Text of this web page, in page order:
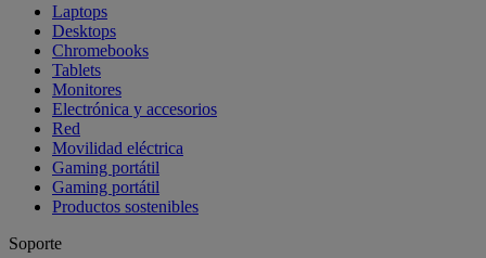
Laptops
Desktops
Chromebooks
Tablets
Monitores
Electrónica y accesorios
Red
Movilidad eléctrica
Gaming portátil
Gaming portátil
Productos sostenibles
Soporte